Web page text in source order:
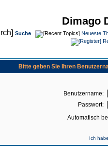
Dimago
Suche
Neueste
Bitte geben Sie Ihren
Benutzername:
Passwort:
Automatisch
Ich